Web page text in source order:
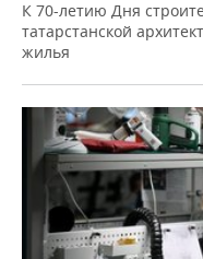
К 70-летию Дня
татарстанской
жилья